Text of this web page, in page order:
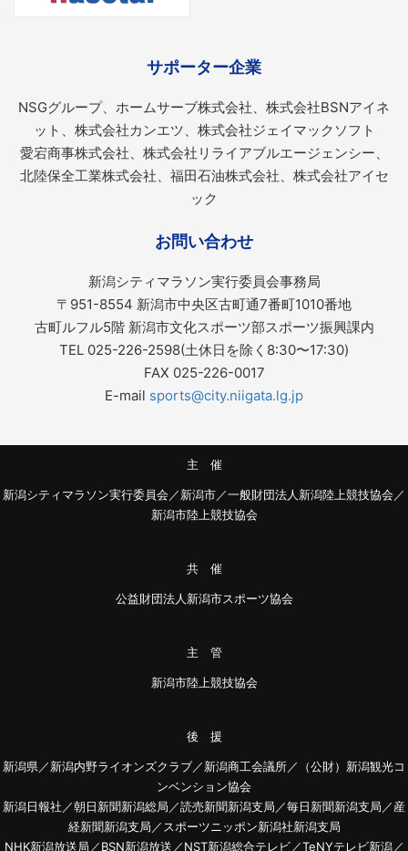
サポーター企業
NSGグループ、ホームサーブ株式会社、株式会社BSNアイネ
ット、株式会社カンエツ、株式会社ジェイマックソフト
愛宕商事株式会社、株式会社リライアブルエージェンシー、
北陸保全工業株式会社、福田石油株式会社、株式会社アイセ
ック
お問い合わせ
新潟シティマラソン実行委員会事務局
〒951-8554 新潟市中央区古町通7番町1010番地
古町ルフル5階 新潟市文化スポーツ部スポーツ振興課内
TEL 025-226-2598(土休日を除く8:30〜17:30)
FAX 025-226-0017
E-mail sports@city.niigata.lg.jp
主 催
新潟シティマラソン実行委員会／新潟市／一般財団法人新潟陸上競技協会／
新潟市陸上競技協会
共 催
公益財団法人新潟市スポーツ協会
主 管
新潟市陸上競技協会
後 援
新潟県／新潟内野ライオンズクラブ／新潟商工会議所／（公財）新潟観光コ
ンベンション協会
新潟日報社／朝日新聞新潟総局／読売新聞新潟支局／毎日新聞新潟支局／産
経新聞新潟支局／スポーツニッポン新潟社新潟支局
NHK新潟放送局／BSN新潟放送／NST新潟総合テレビ／TeNYテレビ新潟／